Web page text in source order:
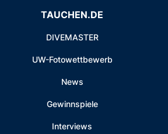
TAUCHEN.DE
DIVEMASTER
UW-Fotowettbewerb
News
Gewinnspiele
Interviews